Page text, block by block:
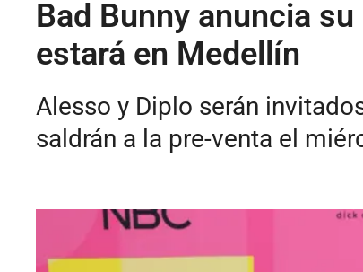
Bad Bunny anuncia
estará en Medellín
Alesso y Diplo serán
saldrán a la pre-venta el